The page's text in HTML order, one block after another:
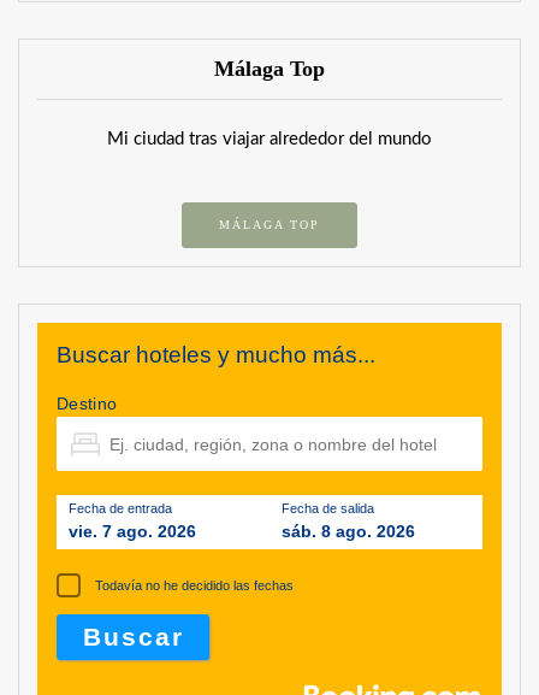
Málaga Top
Mi ciudad tras viajar alrededor del mundo
MÁLAGA TOP
Buscar hoteles y mucho más...
Destino
Fecha de entrada
vie. 7 ago. 2026
Fecha de salida
sáb. 8 ago. 2026
Todavía no he decidido las fechas